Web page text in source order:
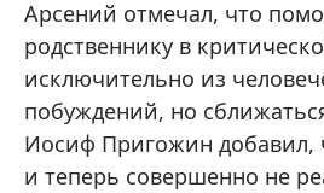
Арсений отмечал, что
родственнику в
исключительно из
побуждений, но
Иосиф Пригожин добавил,
и теперь совершенно не